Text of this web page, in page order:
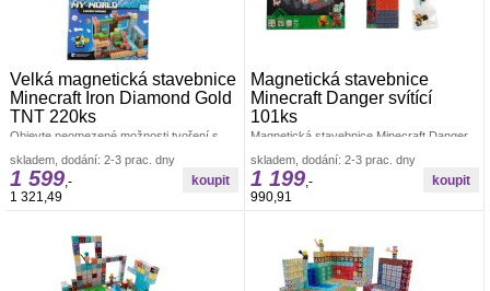
Velká magnetická stavebnice
Minecraft Iron Diamond Gold
TNT 220ks
Objevte neomezené možnosti tvoření s
Iron Diamond Gold TNT – 220 ks.Tato
skladem, dodání: 2-3 prac. dny
1 599 ,-
1 321,49
Magnetická stavebnice
Minecraft Danger svítící
101ks
Magnetická stavebnice Minecraft Danger
dobrodružství, akce a kreativity, kde se
potkáte
skladem, dodání: 2-3 prac. dny
1 199,-
990,91